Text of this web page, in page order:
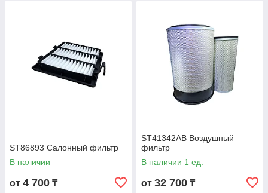
ST86893 Салонный фильтр
В наличии
от 4 700 ₸
ST41342AB Воздушный
фильтр
В наличии 1 ед.
от 32 700 ₸